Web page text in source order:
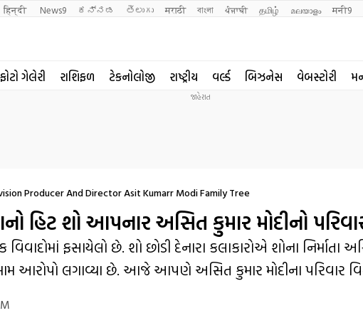
हिन्दी News9 ಕನ್ನಡ తెలుగు मराठी বাংলা ਪੰਜਾਬੀ தமிழ் മലയാളം मनी9
ફોટો ગેલેરી રાશિફળ ટેકનોલોજી રાષ્ટ્રીય વર્લ્ડ બિઝનેસ વેબસ્ટોરી
Producer And Director Asit Kumarr Modi Family Tree
હિટ શો આપનાર અસિત કુમાર મોદીનો
ફસાયેલો છે. શો છોડી દેનારા કલાકારોએ શોના નિર્માતા
આરોપો લગાવ્યા છે. આજે આપણે અસિત કુમાર મોદીના પરિવાર